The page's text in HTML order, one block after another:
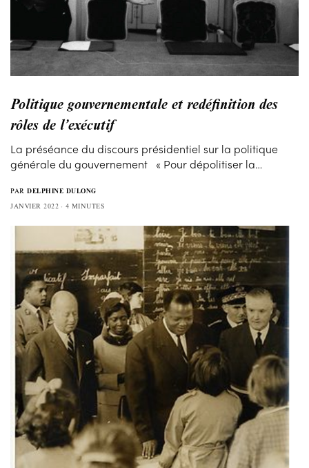
Politique gouvernementale et redéfinition des
rôles de l’exécutif
La préséance du discours présidentiel sur la politique
générale du gouvernement « Pour dépolitiser la…
PAR DELPHINE DULONG
JANVIER 2022
4 MINUTES